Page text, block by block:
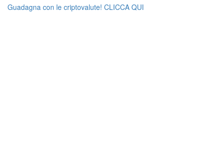
Guadagna con le criptovalute! CLICCA QUI